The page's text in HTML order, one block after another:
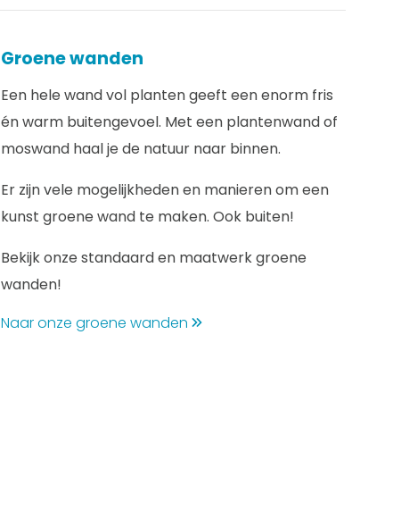
Groene wanden
Een hele wand vol planten geeft een enorm fris
én warm buitengevoel. Met een plantenwand of
moswand haal je de natuur naar binnen.
Er zijn vele mogelijkheden en manieren om een
kunst groene wand te maken. Ook buiten!
Bekijk onze standaard en maatwerk groene
wanden!
Naar onze groene wanden